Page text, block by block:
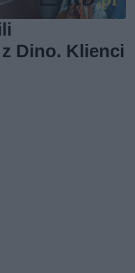
Dino. Klienci